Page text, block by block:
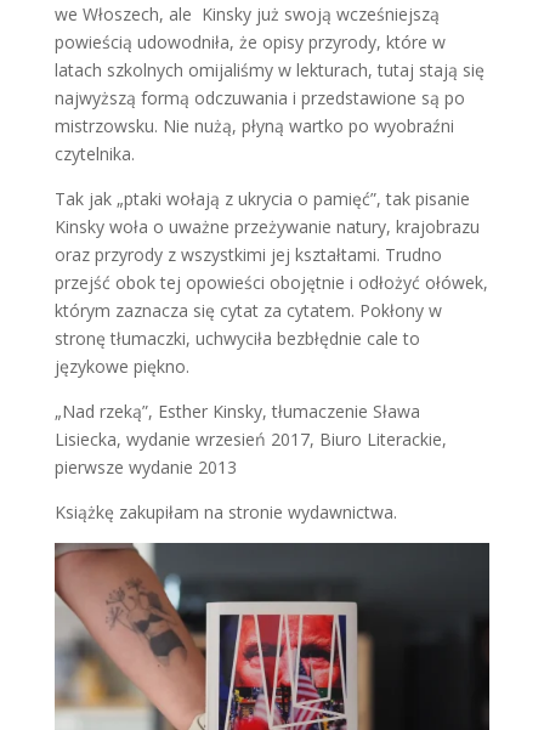
we Włoszech, ale Kinsky już swoją wcześniejszą
powieścią udowodniła, że opisy przyrody, które w
latach szkolnych omijaliśmy w lekturach, tutaj stają się
najwyższą formą odczuwania i przedstawione są po
mistrzowsku. Nie nużą, płyną wartko po wyobraźni
czytelnika.
Tak jak „ptaki wołają z ukrycia o pamięć”, tak pisanie
Kinsky woła o uważne przeżywanie natury, krajobrazu
oraz przyrody z wszystkimi jej kształtami. Trudno
przejść obok tej opowieści obojętnie i odłożyć ołówek,
którym zaznacza się cytat za cytatem. Pokłony w
stronę tłumaczki, uchwyciła bezbłędnie cale to
językowe piękno.
„Nad rzeką”, Esther Kinsky, tłumaczenie Sława
Lisiecka, wydanie wrzesień 2017, Biuro Literackie,
pierwsze wydanie 2013
Książkę zakupiłam na stronie wydawnictwa.